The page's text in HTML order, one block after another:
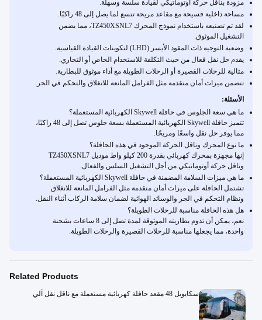
مزودة بناقل حركة أوتوماتيكي لقيادة سلسة وسهلة.
مساحة داخلية فسيحة مع مقاعد مريحة تتسع لما يصل إلى 48 راكبًا.
لقد تم تصنيعه باستخدام نموذج المحرك TZ450XSNL7، مما يضمن
التشغيل الموثوق.
وضعية التوجيه ذات المقود الأيسر (LHD) لتكوينات القيادة القياسية.
يقدم حل نقل فعال من حيث التكلفة للاستخدام الخاص أو التجاري.
مثالية للرحلات القصيرة أو الرحلات الطويلة مع أداء موثوق للبطارية.
تتضمن ميزات أمان متقدمة مثل الفرامل المانعة للانغلاق والتحكم في الجر.
الأسئلة:
ما هي سعة الجلوس في حافلة Skywell الكهربائية المستعملة؟
تتميز حافلة Skywell الكهربائية المستعملة بسعة جلوس تصل إلى 48 راكبًا،
مما يوفر حل نقل واسعًا ومريحًا.
ما نوع المحرك وناقل الحركة الموجود في هذه الحافلة؟
إنها مجهزة بمحرك كهربائي بقدرة 200 كيلو واط موديل TZ450XSNL7
وناقل حركة أوتوماتيكي من أجل التشغيل السلس والفعال.
ما هي ميزات السلامة المضمنة في حافلة Skywell الكهربائية المستعملة؟
تشتمل الحافلة على ميزات أمان متقدمة مثل الفرامل المانعة للانغلاق
ونظام التحكم في الجر والوسائد الهوائية لضمان سلامة الركاب أثناء النقل.
هل هذه الحافلة مناسبة للرحلات الطويلة؟
نعم، يمكن أن تدوم بطاريته الموثوقة لمدة تصل إلى 8 ساعات بشحنة
واحدة، مما يجعلها مناسبة للرحلات القصيرة والرحلات الطويلة.
Related Products
سكايويل 48 مقعد حافلة كهربائية مستعملة مع ناقل نقل آلي